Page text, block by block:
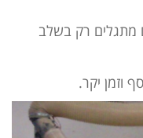
מתגלים רק בשלב
וזמן יקר.